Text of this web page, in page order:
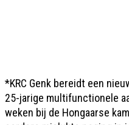
*KRC Genk bereidt een
25-jarige multifunctionele
weken bij de Hongaarse